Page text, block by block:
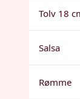
Tolv 18
Salsa
Rømme